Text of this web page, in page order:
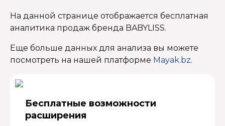
На данной странице отображается бесплатная
аналитика продаж бренда BABYLISS.
Еще больше данных для анализа вы можете
посмотреть на нашей платформе Mayak.bz.
Бесплатные возмож­ности
расширения